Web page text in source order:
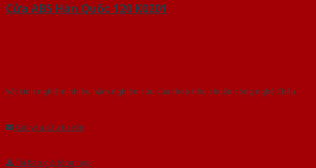
Cửa ABS Hàn Quốc 120 K0201
Với kinh nghiệm nhiêu năm nghiên cứu cửa theo tiêu chuẩn công nghệ Châu
Gửi yêu cầu tư vấn
Tải báo giá tổng hợp